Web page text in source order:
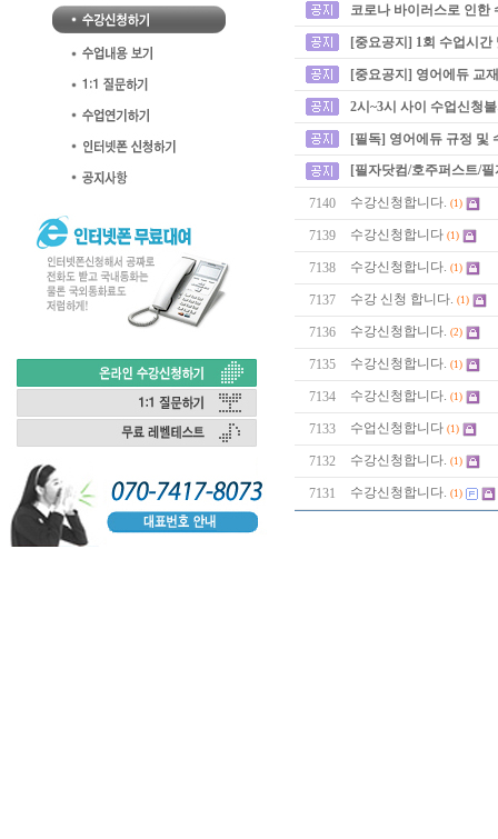
코로나 바이러스로 인한
[중요공지] 1회 수업시
[중요공지] 영어에듀 교
2시~3시 사이 수업신청
[필독] 영어에듀 규정 및
[필자닷컴/호주퍼스트/
7140 수강신청합니다. (1)
7139 수강신청합니다 (1)
7138 수강신청합니다. (1)
7137 수강 신청 합니다. (1)
7136 수강신청합니다. (2)
7135 수강신청합니다. (1)
7134 수강신청합니다. (1)
7133 수업신청합니다 (1)
7132 수강신청합니다. (1)
7131 수강신청합니다. (1)